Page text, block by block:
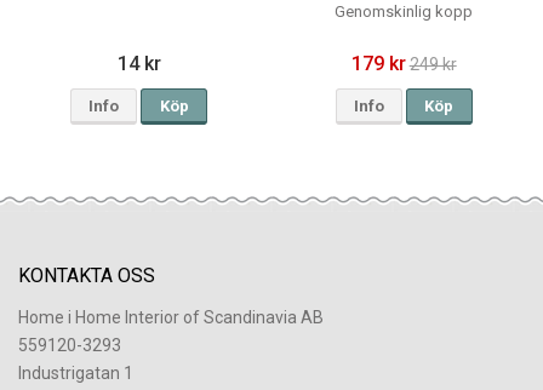
14 kr
Info Köp
Genomskinlig kopp
179 kr249 kr
Info Köp
KONTAKTA OSS
Home i Home Interior of Scandinavia AB
559120-3293
Industrigatan 1